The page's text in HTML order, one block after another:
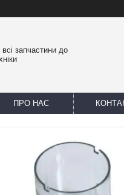
запчастини до
ПРО НАС